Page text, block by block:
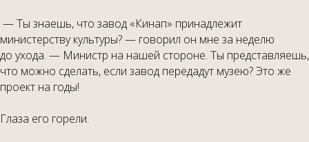
— Ты знаешь, что завод «Кинап» принадлежит
министерству культуры? — говорил он мне за неделю
до ухода. — Министр на нашей стороне. Ты представляешь,
что можно сделать, если завод передадут музею? Это же
проект на годы!
Глаза его горели.